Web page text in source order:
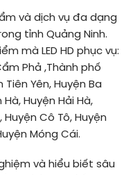
và dịch vụ đa dạng
tỉnh Quảng Ninh.
mà LED HD phục vụ:
Phả ,Thành phố
Tiên Yên, Huyện Ba
Huyện Hải Hà,
Huyện Cô Tô, Huyện
Móng Cái.
và hiểu biết sâu